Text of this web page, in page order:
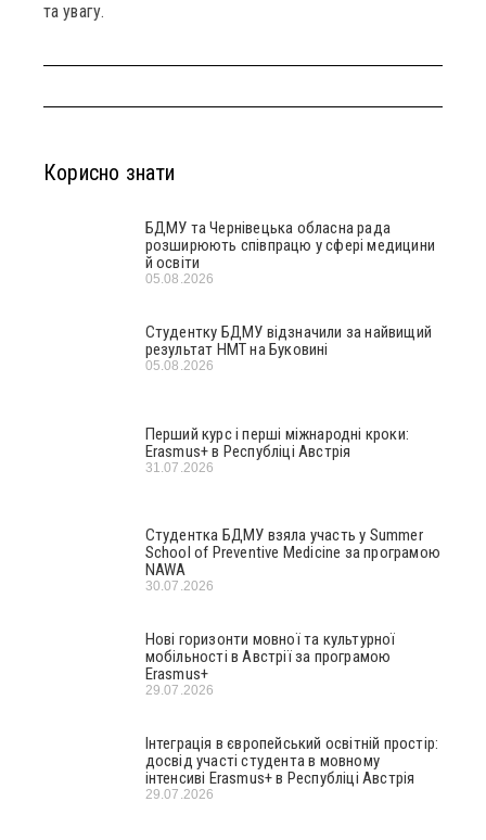
та увагу.
Корисно знати
БДМУ та Чернівецька обласна рада
розширюють співпрацю у сфері медицини
й освіти
05.08.2026
Студентку БДМУ відзначили за найвищий
результат НМТ на Буковині
05.08.2026
Перший курс і перші міжнародні кроки:
Erasmus+ в Республіці Австрія
31.07.2026
Студентка БДМУ взяла участь у Summer
School of Preventive Medicine за програмою
NAWA
30.07.2026
Нові горизонти мовної та культурної
мобільності в Австрії за програмою
Erasmus+
29.07.2026
Інтеграція в європейський освітній простір:
досвід участі студента в мовному
інтенсиві Erasmus+ в Республіці Австрія
29.07.2026